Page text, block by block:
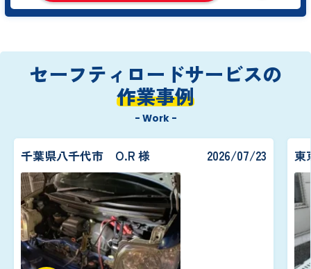
セーフティロードサービスの
作業事例
- Work -
千葉県八千代市 O.R 様 2026/07/23 東